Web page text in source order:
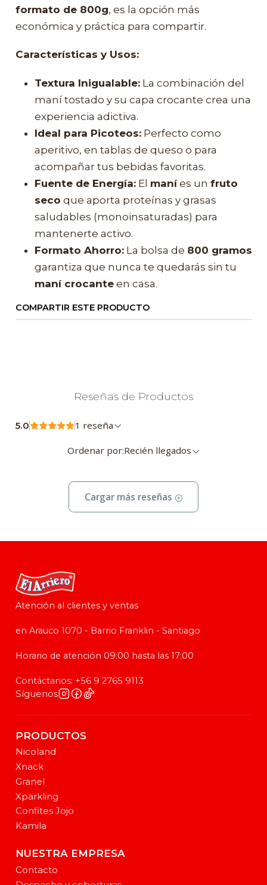
formato de 800g, es la opción más
económica y práctica para compartir.
Características y Usos:
Textura Inigualable:La combinación del
maní tostado y su capa crocante crea una
experiencia adictiva.
Ideal para Picoteos:Perfecto como
aperitivo, en tablas de queso o para
acompañar tus bebidas favoritas.
Fuente de Energía:El maníes un fruto
seco que aporta proteínas y grasas
saludables (monoinsaturadas) para
mantenerte activo.
Formato Ahorro:La bolsa de 800 gramos
garantiza que nunca te quedarás sin tu
maní crocanteen casa.
COMPARTIR ESTE PRODUCTO
Reseñas de Productos
5.0 1 reseña
Ordenar por:Recién llegados
Cargar más reseñas
Atención al clientes y ventas
en Arauco 1070 - Barrio Franklin - Santiago
Horario de atención 09:00 hasta las 17:00
Contáctanos: +56 9 2765 9113
Síguenos
PRODUCTOS
Nicoland
Xnack
Granel
Xparkling
Confites Jojo
Kamila
NUESTRA EMPRESA
Contacto